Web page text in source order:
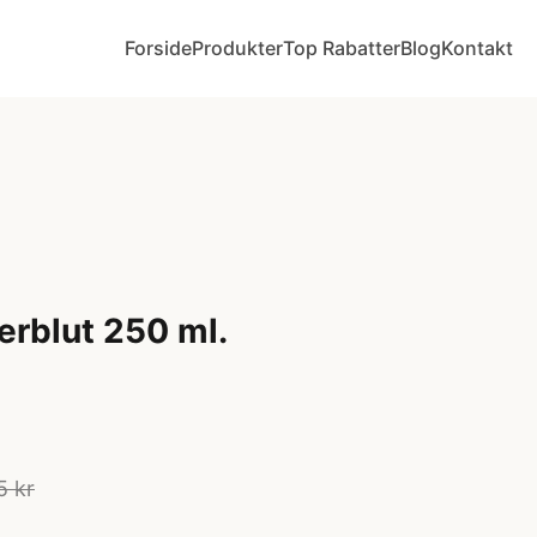
ForsideProdukterTop RabatterBlogKontakt
250 ml.
kr